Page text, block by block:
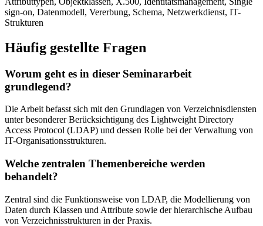
sign-on, Datenmodell, Vererbung, Schema, Netzwerkdienst, IT-
Strukturen
Häufig gestellte Fragen
Worum geht es in dieser Seminararbeit
grundlegend?
Die Arbeit befasst sich mit den Grundlagen von Verzeichnisdiensten
unter besonderer Berücksichtigung des Lightweight Directory
Access Protocol (LDAP) und dessen Rolle bei der Verwaltung von
IT-Organisationsstrukturen.
Welche zentralen Themenbereiche werden
behandelt?
Zentral sind die Funktionsweise von LDAP, die Modellierung von
Daten durch Klassen und Attribute sowie der hierarchische Aufbau
von Verzeichnisstrukturen in der Praxis.